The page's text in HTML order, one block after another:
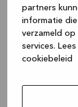
partners
informatie
verzameld op
services.
cookiebeleid